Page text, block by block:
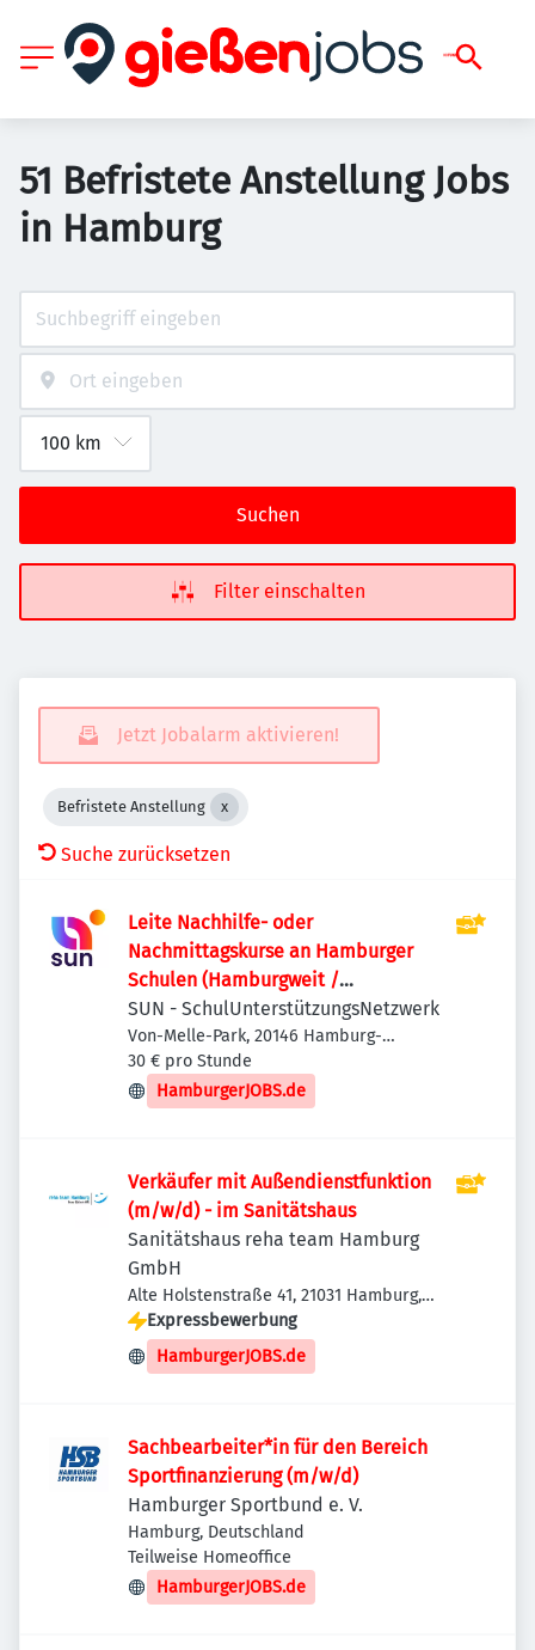
51 Befristete Anstellung Jobs
in Hamburg
Suchen
Filter einschalten
Jetzt Jobalarm aktivieren!
Befristete Anstellung
Suche zurücksetzen
Leite Nachhilfe- oder
Nachmittagskurse an Hamburger
Schulen (Hamburgweit /
Honorartätigkeit, ca. €23 / 45 Min.)
SUN - SchulUnterstützungsNetzwerk
Von-Melle-Park, 20146 Hamburg-
Eimsbüttel, Deutschland
30 € pro Stunde
HamburgerJOBS.de
Verkäufer mit Außendienstfunktion
(m/w/d) - im Sanitätshaus
Sanitätshaus reha team Hamburg
GmbH
Alte Holstenstraße 41, 21031 Hamburg,
Deutschland
Expressbewerbung
HamburgerJOBS.de
Sachbearbeiter*in für den Bereich
Sportfinanzierung (m/w/d)
Hamburger Sportbund e. V.
Hamburg, Deutschland
Teilweise Homeoffice
HamburgerJOBS.de